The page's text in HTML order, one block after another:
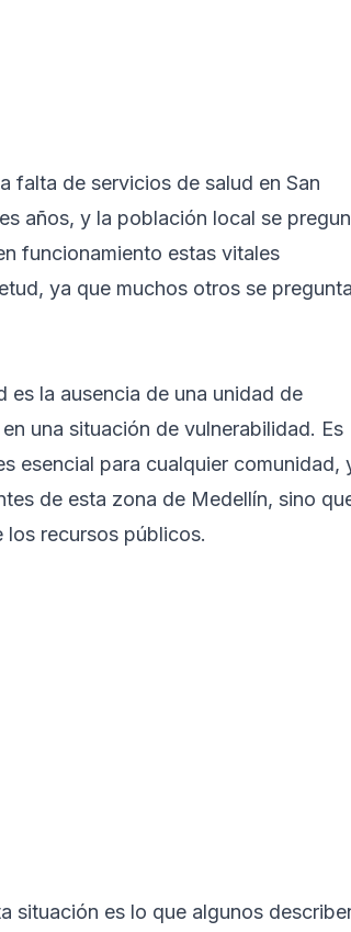
falta de servicios de salud en San
años, y la población local se
funcionamiento estas vitales
ya que muchos otros se
la ausencia de una unidad de
una situación de vulnerabilidad. Es
esencial para cualquier comunidad,
de esta zona de Medellín, sino
recursos públicos.
situación es lo que algunos